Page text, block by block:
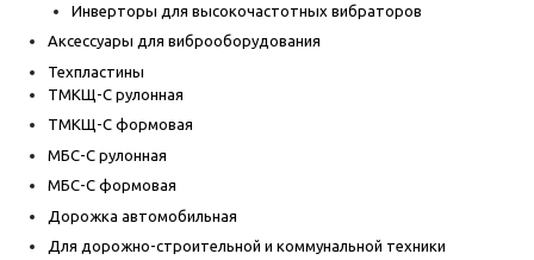
Инверторы для высокочастотных вибраторов
Аксессуары для виброоборудования
Техпластины
ТМКЩ-С рулонная
ТМКЩ-С формовая
МБС-С рулонная
МБС-С формовая
Дорожка автомобильная
Для дорожно-строительной и коммунальной техники